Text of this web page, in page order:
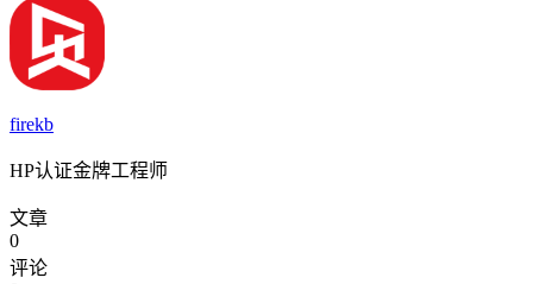
firekb
HP认证金牌工程师
文章
0
评论